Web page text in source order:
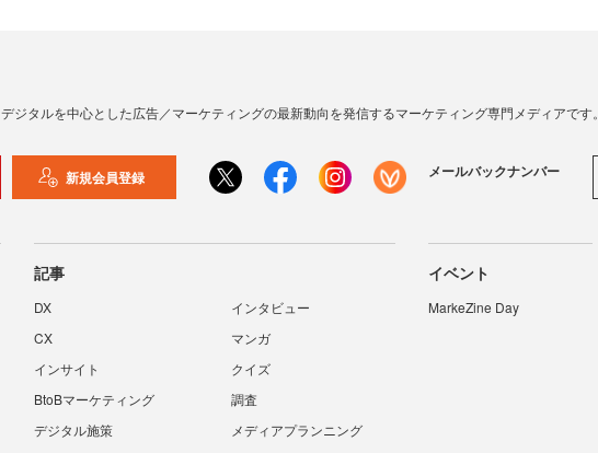
デジタルを中心とした広告／マーケティングの最新動向を発信するマーケティング専門メディアです。
新規会員登録 メールバックナンバー
記事
DX
インタビュー
CX
マンガ
インサイト
クイズ
BtoBマーケティング
調査
デジタル施策
メディアプランニング
イベント
MarkeZine Day